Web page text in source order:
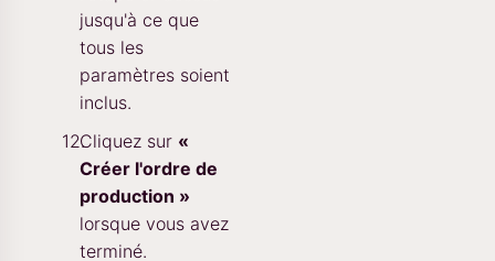
jusqu'à ce que
tous les
paramètres soient
inclus.
Cliquez sur «
Créer l'ordre de
production »
lorsque vous avez
terminé.